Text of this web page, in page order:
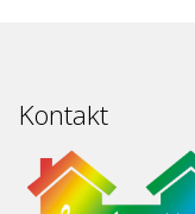
Kontakt